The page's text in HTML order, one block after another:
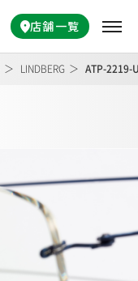
店舗一覧
LINDBERG ATP-2219-